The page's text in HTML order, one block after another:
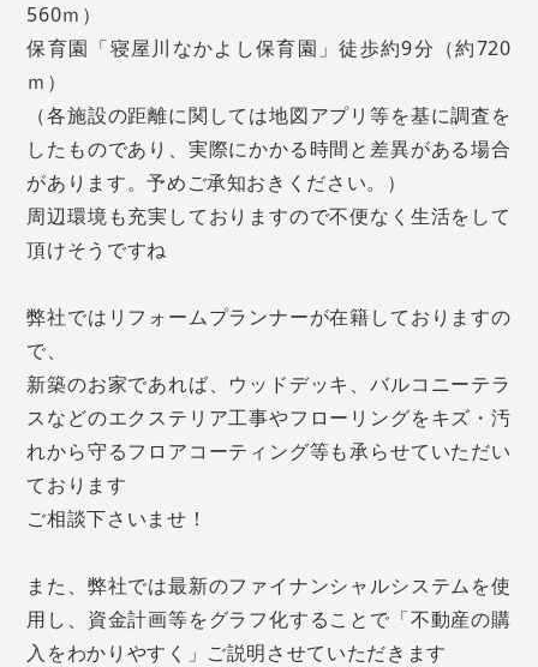
560ｍ）
保育園「寝屋川なかよし保育園」徒歩約9分（約720
ｍ）
（各施設の距離に関しては地図アプリ等を基に調査を
したものであり、実際にかかる時間と差異がある場合
があります。予めご承知おきください。）
周辺環境も充実しておりますので不便なく生活をして
頂けそうですね
弊社ではリフォームプランナーが在籍しておりますの
で、
新築のお家であれば、ウッドデッキ、バルコニーテラ
スなどのエクステリア工事やフローリングをキズ・汚
れから守るフロアコーティング等も承らせていただい
ております
ご相談下さいませ！
また、弊社では最新のファイナンシャルシステムを使
用し、資金計画等をグラフ化することで「不動産の購
入をわかりやすく」ご説明させていただきます